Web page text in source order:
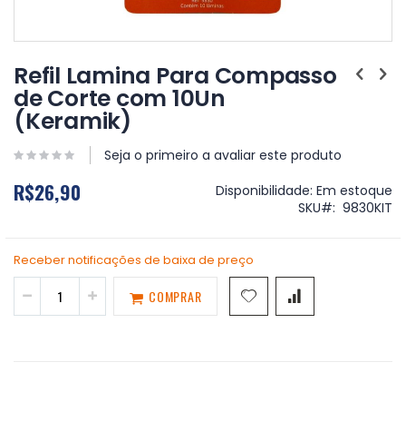
para
o
início
da
Galeria
de
imagens
Refil Lamina Para Compasso
de Corte com 10Un
(Keramik)
Seja o primeiro a avaliar este produto
R$26,90 Disponibilidade: Em estoque
SKU
9830KIT
Receber notificações de baixa de preço
COMPRAR